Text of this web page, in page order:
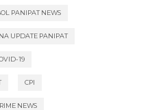
PANIPAT NEWS
UPDATE PANIPAT
19
CPI
NEWS